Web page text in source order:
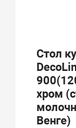
Стол
хром
Венге)